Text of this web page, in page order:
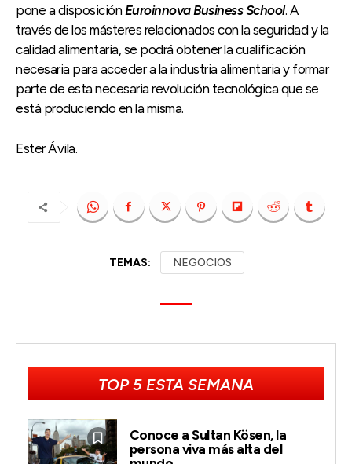
pone a disposición Euroinnova Business School. A
través de los másteres relacionados con la seguridad y la
calidad alimentaria, se podrá obtener la cualificación
necesaria para acceder a la industria alimentaria y formar
parte de esta necesaria revolución tecnológica que se
está produciendo en la misma.
Ester Ávila.
TEMAS: NEGOCIOS
TOP 5 ESTA SEMANA
Conoce a Sultan Kösen, la
persona viva más alta del